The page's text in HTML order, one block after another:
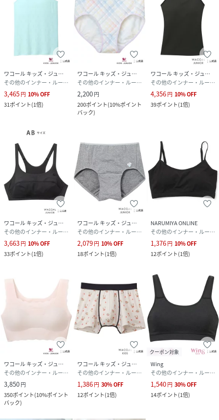
ワコール キッズ・ジュニア
その他のインナー・ルームウェア
3,465円 10%OFF
31ポイント(1倍)
ワコール キッズ・ジュニア
その他のインナー・ルームウェア
2,200円
200ポイント(10%ポイント
バック)
ワコール キッズ・ジュニア
その他のインナー・ルームウェア
4,356円 10%OFF
39ポイント(1倍)
ワコール キッズ・ジュニア
その他のインナー・ルームウェア
3,663円 10%OFF
33ポイント(1倍)
ワコール キッズ・ジュニア
その他のインナー・ルームウェア
2,079円 10%OFF
18ポイント(1倍)
NARUMIYA ONLINE
その他のインナー・ルームウェア
1,376円 10%OFF
12ポイント(1倍)
ワコール キッズ・ジュニア
その他のインナー・ルームウェア
3,850円
350ポイント(10%ポイント
バック)
ワコール キッズ・ジュニア
その他のインナー・ルームウェア
1,386円 30%OFF
12ポイント(1倍)
クーポン対象
Wing
その他のインナー・ルームウェア
1,540円 30%OFF
14ポイント(1倍)